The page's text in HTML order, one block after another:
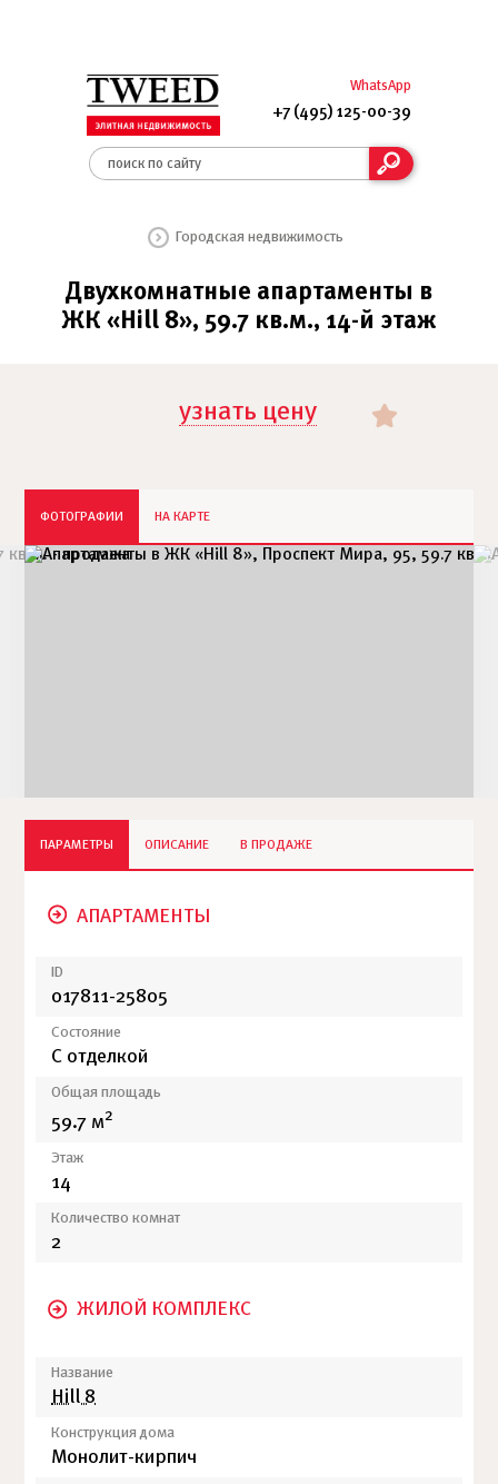
WhatsApp
+7 (495) 125-00-39
Городская недвижимость
Двухкомнатные апартаменты в
ЖК «Hill 8», 59.7 кв.м., 14-й этаж
узнать цену
ФОТОГРАФИИ НА КАРТЕ
ПАРАМЕТРЫ ОПИСАНИЕ В ПРОДАЖЕ
АПАРТАМЕНТЫ
ID
017811-25805
Состояние
С отделкой
Общая площадь
59.7 м2
Этаж
14
Количество комнат
2
ЖИЛОЙ КОМПЛЕКС
Название
Hill 8
Конструкция дома
Монолит-кирпич